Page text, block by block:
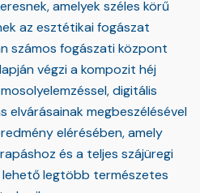
amelyek széles körű
az esztétikai fogászat
számos fogászati központ
végzi a kompozit héj
digitális
elvárásainak megbeszélésével
elérésében, amely
és a teljes szájüregi
lehető legtöbb természetes